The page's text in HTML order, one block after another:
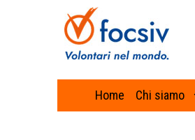
Home Chi siamo